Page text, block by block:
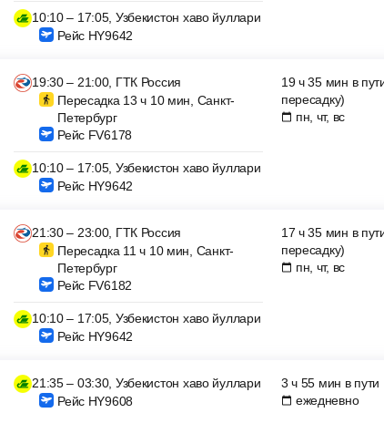
10:10 – 17:05, Узбекистон хаво йуллари
Рейс HY9642
19:30 – 21:00, ГТК Россия
Пересадка 13 ч 10 мин, Санкт-
Петербург
Рейс FV6178
10:10 – 17:05, Узбекистон хаво йуллари
Рейс HY9642
19 ч 35 мин в
пересадку)
пн, чт, вс
21:30 – 23:00, ГТК Россия
Пересадка 11 ч 10 мин, Санкт-
Петербург
Рейс FV6182
10:10 – 17:05, Узбекистон хаво йуллари
Рейс HY9642
17 ч 35 мин в
пересадку)
пн, чт, вс
21:35 – 03:30, Узбекистон хаво йуллари
Рейс HY9608
3 ч 55 мин в пути
ежедневно